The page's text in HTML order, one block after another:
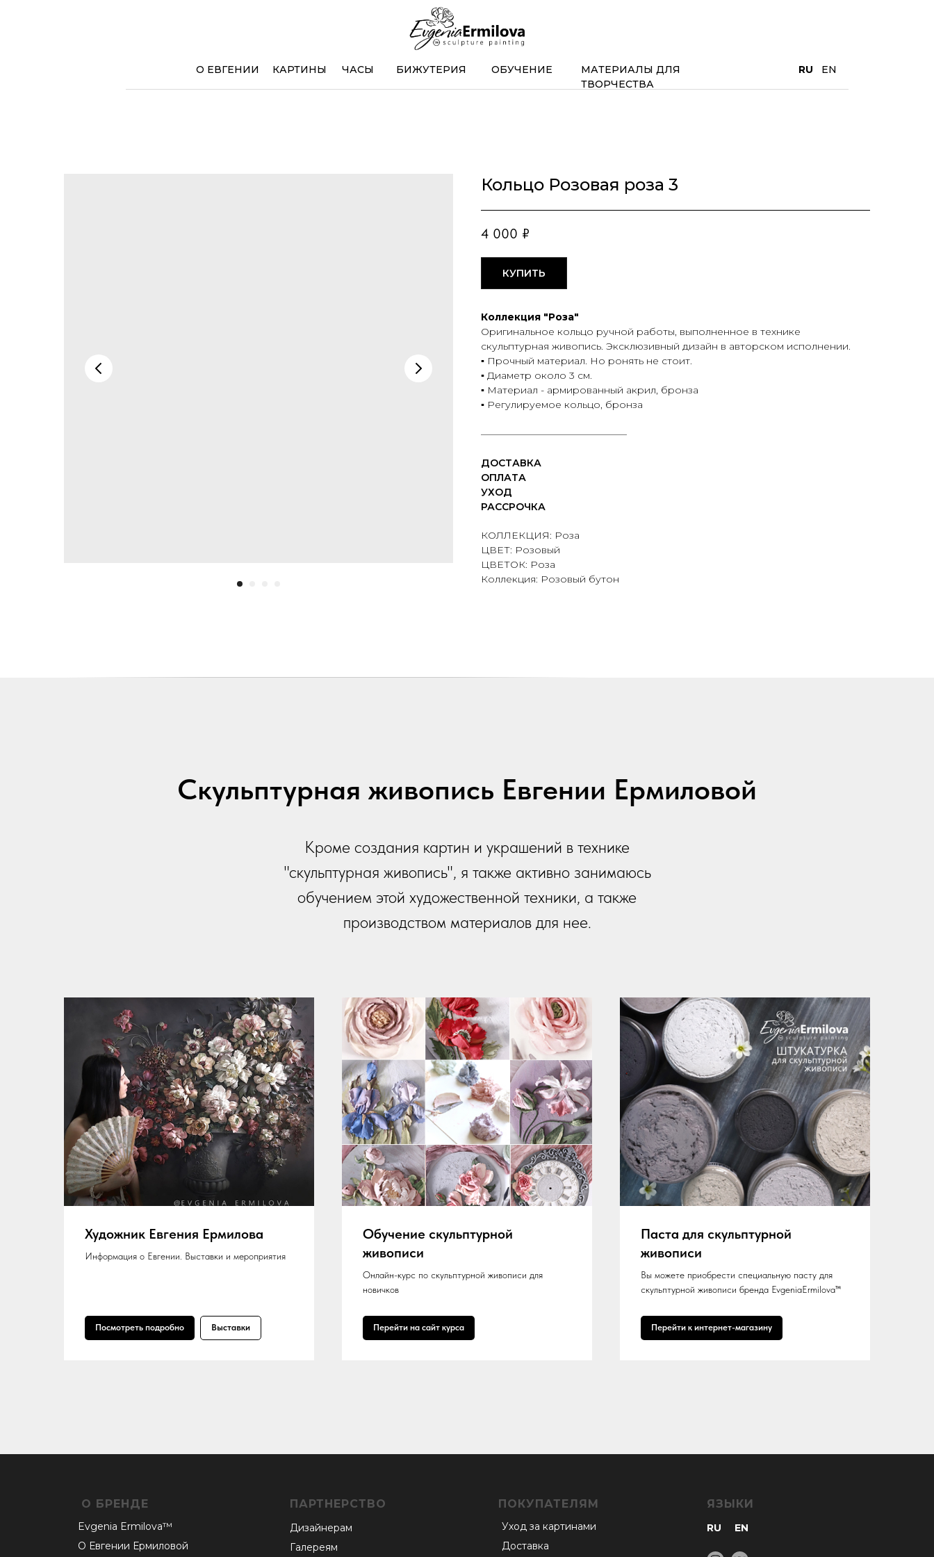
КАРТИНЫ ЧАСЫ RU EN
О ЕВГЕНИИ ОБУЧЕНИЕ
МАТЕРИАЛЫ ДЛЯ
ТВОРЧЕСТВА
БИЖУТЕРИЯ
Кольцо Розовая роза 3
4 000 ₽
КУПИТЬ
Коллекция "Роза"
Оригинальное кольцо ручной работы, выполненное в технике
скульптурная живопись. Эксклюзивный дизайн в авторском исполнении.
▪️ Прочный материал. Но ронять не стоит.
▪️ Диаметр около 3 см.
▪️ Материал - армированный акрил, бронза
▪️ Регулируемое кольцо, бронза
———————————————
ДОСТАВКА
ОПЛАТА
УХОД
РАССРОЧКА
КОЛЛЕКЦИЯ: Роза
ЦВЕТ: Розовый
ЦВЕТОК: Роза
Коллекция: Розовый бутон
Скульптурная живопись Евгении Ермиловой
Кроме создания картин и украшений в технике
"скульптурная живопись", я также активно занимаюсь
обучением этой художественной техники, а также
производством материалов для нее.
Художник Евгения Ермилова
Информация о Евгении. Выставки и мероприятия
Посмотреть подробно Выставки
Обучение скульптурной
живописи
Онлайн-курс по скульптурной живописи для
новичков
Перейти на сайт курса
Паста для скульптурной
живописи
Вы можете приобрести специальную пасту для
скульптурной живописи бренда EvgeniaErmilova™
Перейти к интернет-магазину
О БРЕНДЕ
Evgenia Ermilova™
О Евгении Ермиловой
ПАРТНЕРСТВО
Дизайнерам
Галереям
ПОКУПАТЕЛЯМ
Уход за картинами
Доставка
ЯЗЫКИ
RU EN